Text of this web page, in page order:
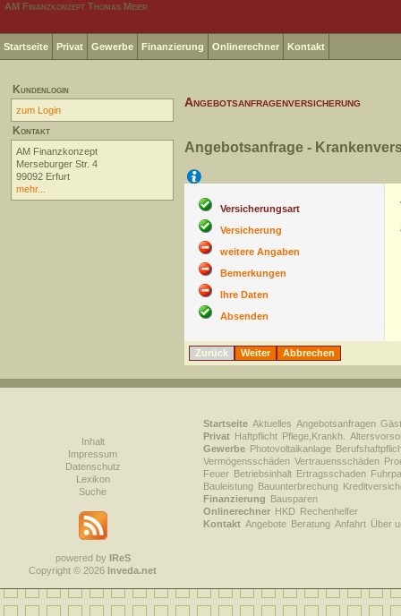
AM Finanzkonzept Thomas Meier
Startseite Privat Gewerbe Finanzierung Onlinerechner Kontakt
Kundenlogin
zum Login
Kontakt
AM Finanzkonzept
Merseburger Str. 4
99092 Erfurt
mehr...
Angebotsanfragenversicherung
Angebotsanfrage -
Versicherungsart
Versicherung
weitere Angaben
Bemerkungen
Ihre Daten
Absenden
Zurück
Inhalt
Impressum
Datenschutz
Lexikon
Suche
powered by IReS
Copyright © 2026 Inveda.net
Startseite Aktuelles Angebotsanfragen
Privat Haftpflicht Pflege,Krankh.
Gewerbe Photovoltaikanlage
Vermögensschäden Vertrauensschäden
Feuer Betriebsinhalt Ertragsschaden
Bauleistung Bauunterbrechung
Finanzierung Bausparen
Onlinerechner HKD Rechenhelfer
Kontakt Angebote Beratung Anfahrt Über